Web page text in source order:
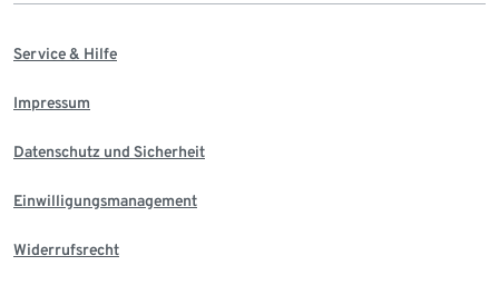
Service & Hilfe
Impressum
Datenschutz und Sicherheit
Einwilligungsmanagement
Widerrufsrecht